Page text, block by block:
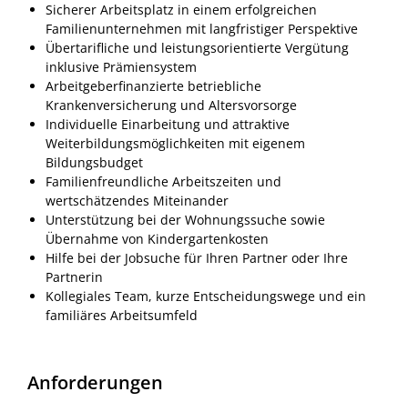
Sicherer Arbeitsplatz in einem erfolgreichen
Familienunternehmen mit langfristiger Perspektive
Übertarifliche und leistungsorientierte Vergütung
inklusive Prämiensystem
Arbeitgeberfinanzierte betriebliche
Krankenversicherung und Altersvorsorge
Individuelle Einarbeitung und attraktive
Weiterbildungsmöglichkeiten mit eigenem
Bildungsbudget
Familienfreundliche Arbeitszeiten und
wertschätzendes Miteinander
Unterstützung bei der Wohnungssuche sowie
Übernahme von Kindergartenkosten
Hilfe bei der Jobsuche für Ihren Partner oder Ihre
Partnerin
Kollegiales Team, kurze Entscheidungswege und ein
familiäres Arbeitsumfeld
Anforderungen